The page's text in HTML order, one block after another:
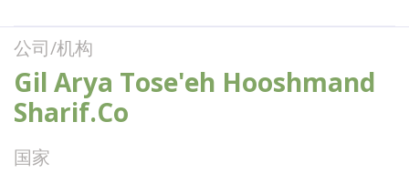
公司/机构
Gil Arya Tose'eh Hooshmand
Sharif.Co
国家